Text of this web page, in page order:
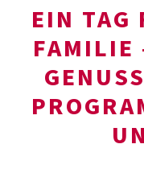
EIN TAG
FAMILIE